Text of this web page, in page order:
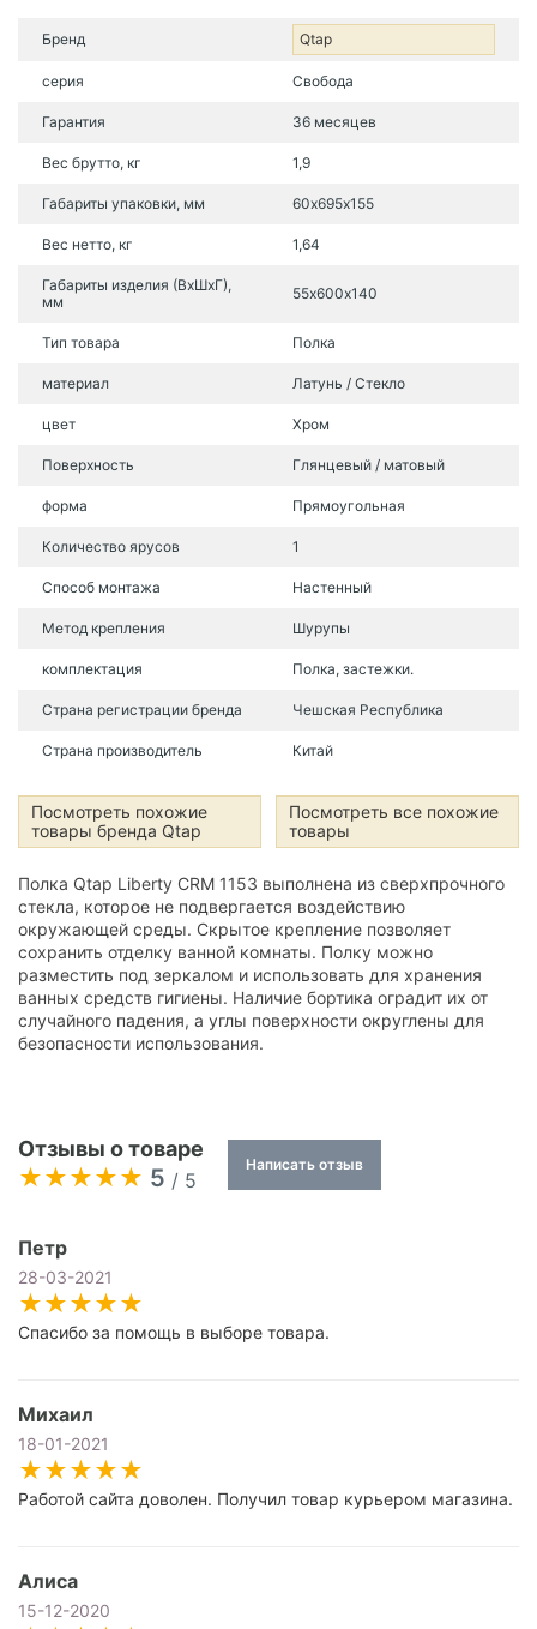
Бренд Qtap
серия Свобода
Гарантия 36 месяцев
Вес брутто, кг 1,9
Габариты упаковки, мм 60х695х155
Вес нетто, кг 1,64
Габариты изделия (ВхШхГ),
мм
55х600х140
Тип товара Полка
материал Латунь / Стекло
цвет Хром
Поверхность Глянцевый / матовый
форма Прямоугольная
Количество ярусов 1
Способ монтажа Настенный
Метод крепления Шурупы
комплектация Полка, застежки.
Страна регистрации бренда Чешская Республика
Страна производитель Китай
Посмотреть похожие
товары бренда Qtap
Посмотреть все похожие
товары
Полка Qtap Liberty CRM 1153 выполнена из сверхпрочного
стекла, которое не подвергается воздействию
окружающей среды. Скрытое крепление позволяет
сохранить отделку ванной комнаты. Полку можно
разместить под зеркалом и использовать для хранения
ванных средств гигиены. Наличие бортика оградит их от
случайного падения, а углы поверхности округлены для
безопасности использования.
Отзывы о товаре
5 / 5
Написать отзыв
Петр
28-03-2021
Спасибо за помощь в выборе товара.
Михаил
18-01-2021
Работой сайта доволен. Получил товар курьером магазина.
Алиса
15-12-2020